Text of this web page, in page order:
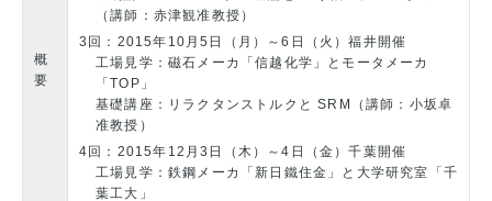
概
要
（講師：赤津観准教授）
3回：2015年10月5日（月）～6日（火）福井開催
工場見学：磁石メーカ「信越化学」とモータメーカ
「TOP」
基礎講座：リラクタンストルクと SRM（講師：小坂卓
准教授）
4回：2015年12月3日（木）～4日（金）千葉開催
工場見学：鉄鋼メーカ「新日鐵住金」と大学研究室「千
葉工大」